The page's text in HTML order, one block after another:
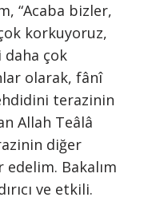
“Acaba bizler,
korkuyoruz,
çok
olarak, fânî
terazinin
Allah Teâlâ
diğer
Bakalım
ve etkili.